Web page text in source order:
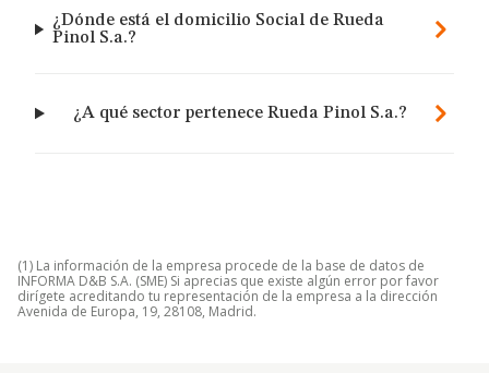
¿Dónde está el domicilio Social de Rueda
Pinol S.a.?
¿A qué sector pertenece Rueda Pinol S.a.?
(1) La información de la empresa procede de la base de datos de
INFORMA D&B S.A. (SME) Si aprecias que existe algún error por favor
dirígete acreditando tu representación de la empresa a la dirección
Avenida de Europa, 19, 28108, Madrid.